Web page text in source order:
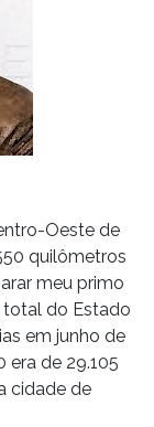
Oeste de
quilômetros
meu primo
total do Estado
em junho de
era de 29.105
cidade de